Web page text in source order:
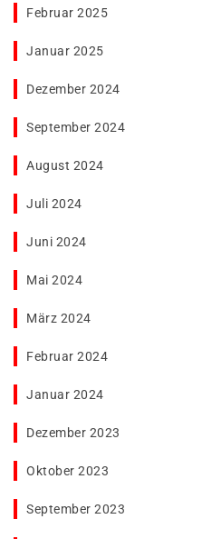
Februar 2025
Januar 2025
Dezember 2024
September 2024
August 2024
Juli 2024
Juni 2024
Mai 2024
März 2024
Februar 2024
Januar 2024
Dezember 2023
Oktober 2023
September 2023